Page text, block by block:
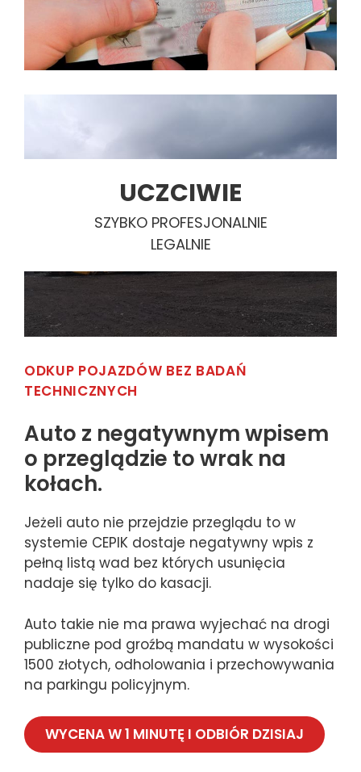
UCZCIWIE
SZYBKO PROFESJONALNIE
LEGALNIE
ODKUP POJAZDÓW BEZ BADAŃ
TECHNICZNYCH
Auto z negatywnym wpisem
o przeglądzie to wrak na
kołach.
Jeżeli auto nie przejdzie przeglądu to w
systemie CEPIK dostaje negatywny wpis z
pełną listą wad bez których usunięcia
nadaje się tylko do kasacji.
Auto takie nie ma prawa wyjechać na drogi
publiczne pod groźbą mandatu w wysokości
1500 złotych, odholowania i przechowywania
na parkingu policyjnym.
WYCENA W 1 MINUTĘ I ODBIÓR DZISIAJ